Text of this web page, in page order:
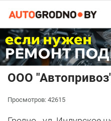
ООО
Просмотров: 42615